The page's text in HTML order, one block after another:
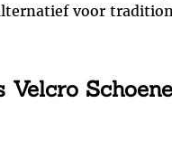
voor
Velcro